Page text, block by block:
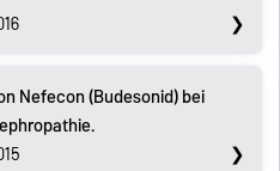
Nefecon (Budesonid) bei